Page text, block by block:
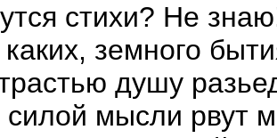
стихи? Не
земного
душу
мысли рвут